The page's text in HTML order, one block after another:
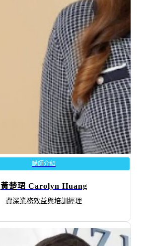
講師介紹
黃楚珺 Carolyn Huang
資深業務效益與培訓經理